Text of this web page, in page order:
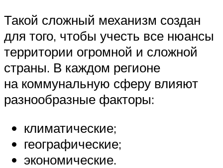
Такой сложный механизм создан
для того, чтобы учесть все нюансы
территории огромной и сложной
страны. В каждом регионе
на коммунальную сферу влияют
разнообразные факторы:
климатические;
географические;
экономические.